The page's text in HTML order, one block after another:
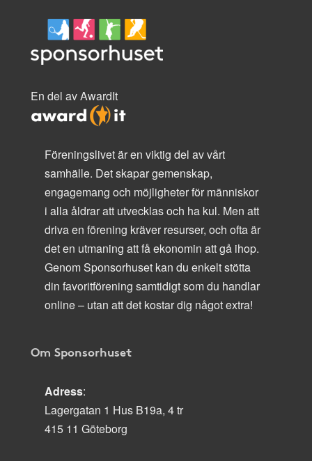
En del av AwardIt
Föreningslivet är en viktig del av vårt
samhälle. Det skapar gemenskap,
engagemang och möjligheter för människor
i alla åldrar att utvecklas och ha kul. Men att
driva en förening kräver resurser, och ofta är
det en utmaning att få ekonomin att gå ihop.
Genom Sponsorhuset kan du enkelt stötta
din favoritförening samtidigt som du handlar
online – utan att det kostar dig något extra!
Om Sponsorhuset
Adress:
Lagergatan 1 Hus B19a, 4 tr
415 11 Göteborg